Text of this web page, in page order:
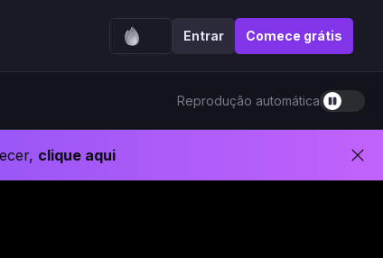
Entrar Comece grátis
Reprodução automática
clique aqui